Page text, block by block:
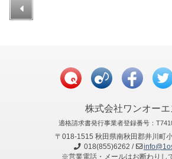
株式会社ワンオーエ
適格請求書発行事業者登録番号：
〒018-1515 秋田県南秋田郡井川町
018(855)6262 /
※営業電話・メールはお断わりし